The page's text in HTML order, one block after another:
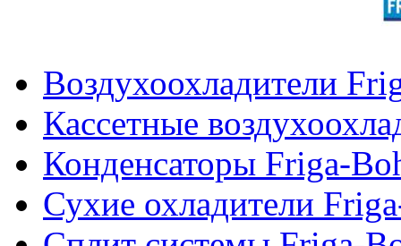
Воздухоохладители
Кассетные
Конденсаторы Friga-
Сухие охладители